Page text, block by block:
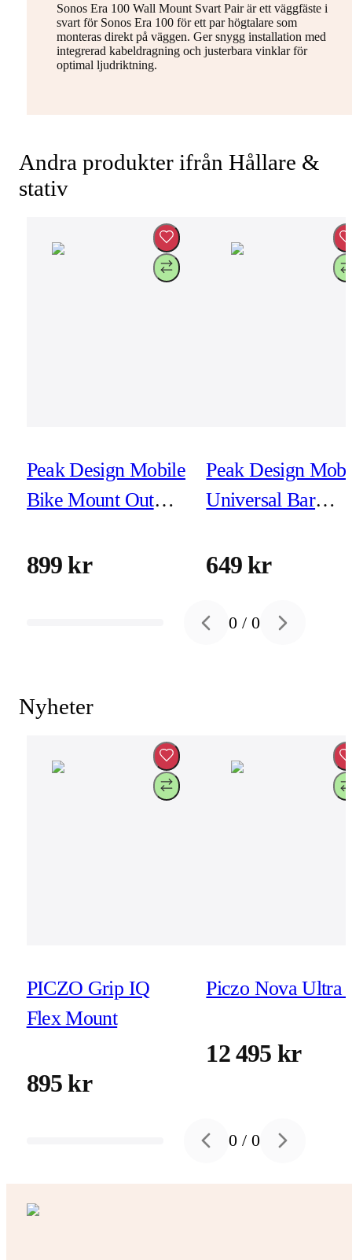
Sonos Era 100 Wall Mount Svart Pair är ett väggfäste i
svart för Sonos Era 100 för ett par högtalare som
monteras direkt på väggen. Ger snygg installation med
integrerad kabeldragning och justerbara vinklar för
optimal ljudriktning.
Andra produkter ifrån Hållare &
stativ
Peak Design Mobile
Bike Mount Out
899 kr
Peak Design
Universal Bar
649 kr
Previous slide
0 /0 Next slide
Nyheter
PICZO Grip IQ
Flex Mount
895 kr
Piczo Nova Ultra
12 495 kr
Previous slide
0 /0 Next slide